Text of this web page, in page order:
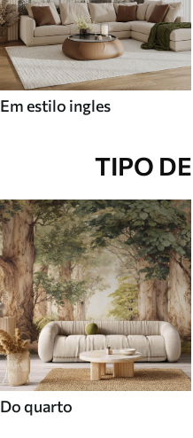
Em estilo ingles
TIPO
Do quarto